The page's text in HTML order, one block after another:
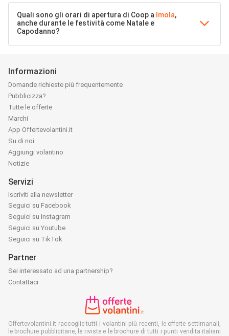
Quali sono gli orari di apertura di Coop a Imola,
anche durante le festività come Natale e
Capodanno?
Informazioni
Domande richieste più frequentemente
Pubblicizza?
Tutte le offerte
Marchi
App Offertevolantini.it
Su di noi
Aggiungi volantino
Notizie
Servizi
Iscriviti alla newsletter
Seguici su Facebook
Seguici su Instagram
Seguici su Youtube
Seguici su TikTok
Partner
Sei interessato ad una partnership?
Contattaci
Offertevolantini.it raccoglie tutti i volantini più recenti, le offerte settimanali,
le brochure pubblicitarie, le riviste e le brochure di tutti i punti vendita italiani